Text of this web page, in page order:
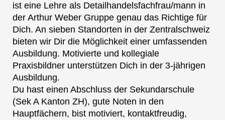
ist eine Lehre als Detailhandelsfachfrau/mann in
der Arthur Weber Gruppe genau das Richtige für
Dich. An sieben Standorten in der Zentralschweiz
bieten wir Dir die Möglichkeit einer umfassenden
Ausbildung. Motivierte und kollegiale
Praxisbildner unterstützen Dich in der 3-jährigen
Ausbildung.
Du hast einen Abschluss der Sekundarschule
(Sek A Kanton ZH), gute Noten in den
Hauptfächern, bist motiviert, kontaktfreudig,